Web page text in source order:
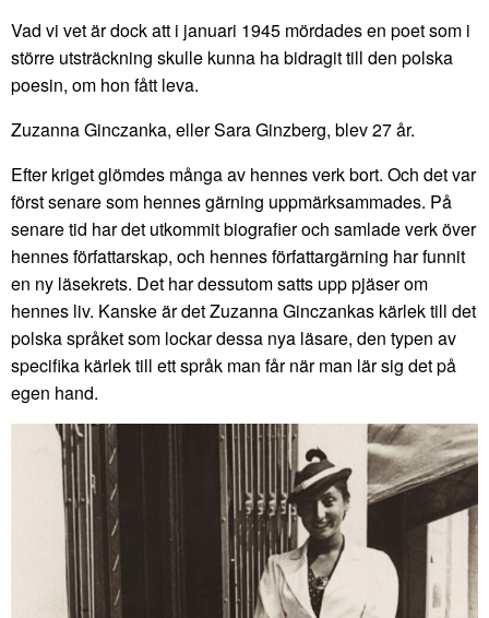
Vad vi vet är dock att i januari 1945 mördades en poet som i
större utsträckning skulle kunna ha bidragit till den polska
poesin, om hon fått leva.
Zuzanna Ginczanka, eller Sara Ginzberg, blev 27 år.
Efter kriget glömdes många av hennes verk bort. Och det var
först senare som hennes gärning uppmärksammades. På
senare tid har det utkommit biografier och samlade verk över
hennes författarskap, och hennes författargärning har funnit
en ny läsekrets. Det har dessutom satts upp pjäser om
hennes liv. Kanske är det Zuzanna Ginczankas kärlek till det
polska språket som lockar dessa nya läsare, den typen av
specifika kärlek till ett språk man får när man lär sig det på
egen hand.